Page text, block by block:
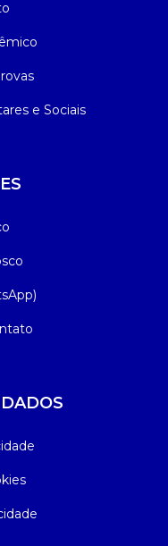
e Sociais